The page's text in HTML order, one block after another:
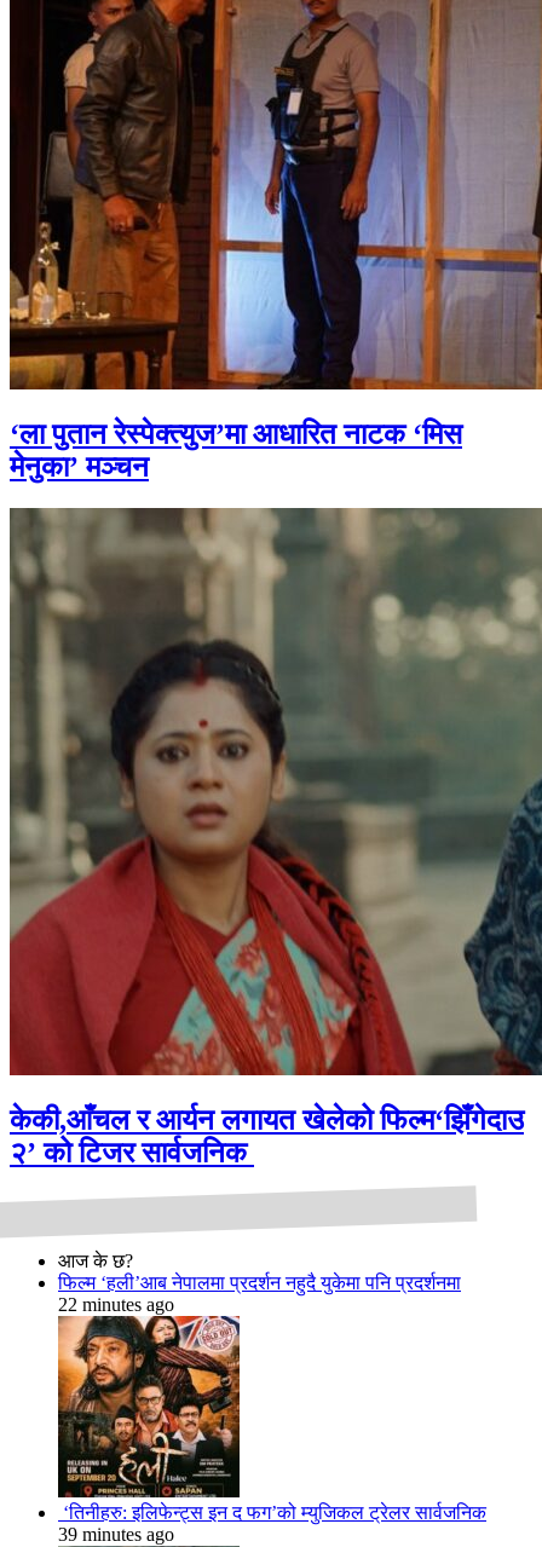
‘ला पुतान रेस्पेक्त्युज’मा आधारित नाटक ‘मिस
मेनुका’ मञ्चन
केकी,आँचल र आर्यन लगायत खेलेको फिल्म‘झिँगेदाउ
२’ को टिजर सार्वजनिक
आज के छ?
फिल्म ‘हली’आब नेपालमा प्रदर्शन नहुदै युकेमा पनि प्रदर्शनमा
22 minutes ago
‘तिनीहरु: इलिफेन्ट्स इन द फग’को म्युजिकल ट्रेलर सार्वजनिक
39 minutes ago